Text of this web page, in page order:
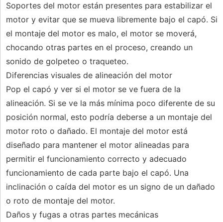
Soportes del motor están presentes para estabilizar el
motor y evitar que se mueva libremente bajo el capó. Si
el montaje del motor es malo, el motor se moverá,
chocando otras partes en el proceso, creando un
sonido de golpeteo o traqueteo.
Diferencias visuales de alineación del motor
Pop el capó y ver si el motor se ve fuera de la
alineación. Si se ve la más mínima poco diferente de su
posición normal, esto podría deberse a un montaje del
motor roto o dañado. El montaje del motor está
diseñado para mantener el motor alineadas para
permitir el funcionamiento correcto y adecuado
funcionamiento de cada parte bajo el capó. Una
inclinación o caída del motor es un signo de un dañado
o roto de montaje del motor.
Daños y fugas a otras partes mecánicas